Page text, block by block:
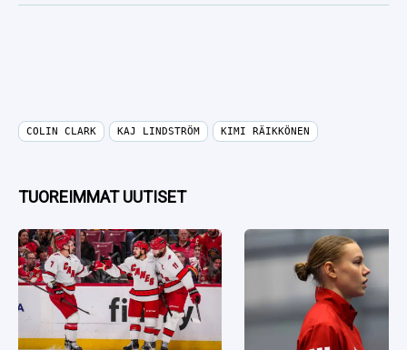
COLIN CLARK KAJ LINDSTRÖM KIMI RÄIKKÖNEN
TUOREIMMAT UUTISET